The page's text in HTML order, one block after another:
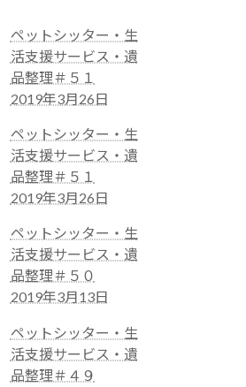
ペットシッター・生
活支援サービス・遺
品整理＃５１
2019年3月26日
ペットシッター・生
活支援サービス・遺
品整理＃５１
2019年3月26日
ペットシッター・生
活支援サービス・遺
品整理＃５０
2019年3月13日
ペットシッター・生
活支援サービス・遺
品整理＃４９